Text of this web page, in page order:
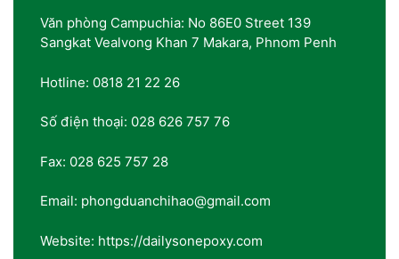
Văn phòng Campuchia: No 86E0 Street 139
Sangkat Vealvong Khan 7 Makara, Phnom Penh
Hotline: 0818 21 22 26
Số điện thoại: 028 626 757 76
Fax: 028 625 757 28
Email: phongduanchihao@gmail.com
Website: https://dailysonepoxy.com